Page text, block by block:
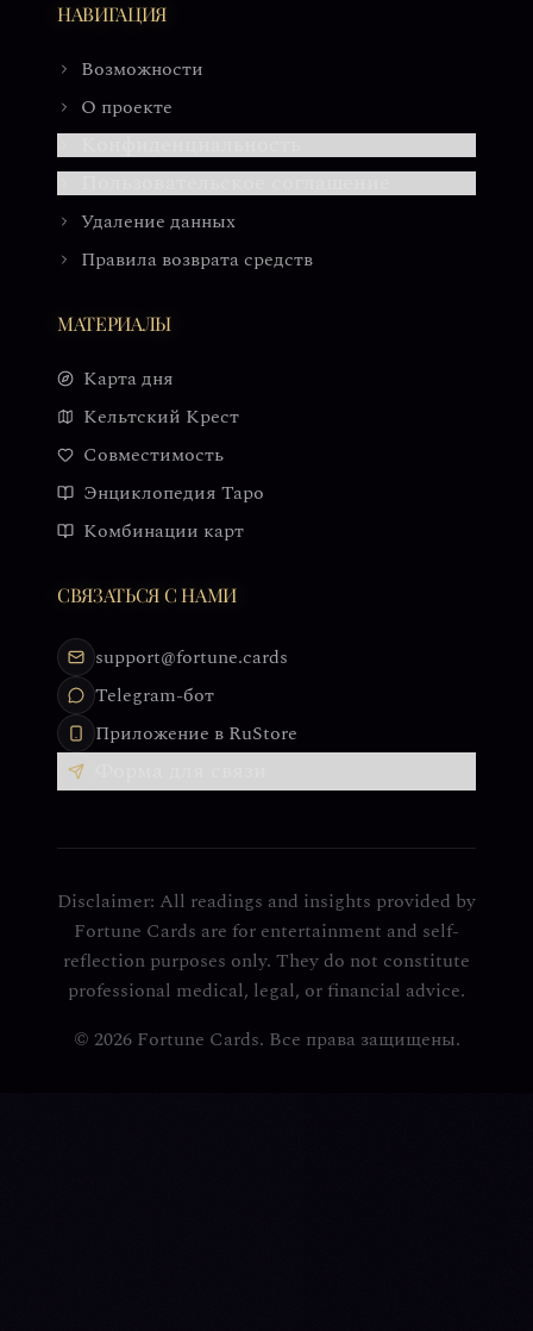
НАВИГАЦИЯ
Возможности
О проекте
Удаление данных
Правила возврата средств
МАТЕРИАЛЫ
Карта дня
Кельтский Крест
Совместимость
Энциклопедия Таро
Комбинации карт
СВЯЗАТЬСЯ С НАМИ
support@fortune.cards
Telegram-бот
Приложение в RuStore
Disclaimer: All readings and insights provided by
Fortune Cards are for entertainment and self-
reflection purposes only. They do not constitute
professional medical, legal, or financial advice.
© 2026 Fortune Cards. Все права защищены.